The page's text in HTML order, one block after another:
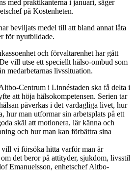
med praktikanterna i januari, säger
på Kostenheten.
beviljats medel till att bland annat låta
för nyutbildade.
och förvaltarenhet har gått
vill utse ett speciellt hälso-ombud som
medarbetarnas livssituation.
Centrum i Linnéstaden ska få delta i
att höja hälsokompetensen. Serien tar
påverkas i det vardagliga livet, hur
hur man utformar sin arbetsplats på ett
skäl att motionera, lär känna och
och hur man kan förbättra sina
vi försöka hitta varför man är
det beror på attityder, sjukdom, livsstil
Emanuelsson, enhetschef Altbo-